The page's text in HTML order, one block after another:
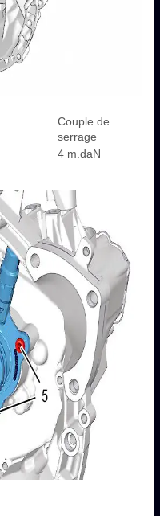
Couple de
serrage
4 m.daN